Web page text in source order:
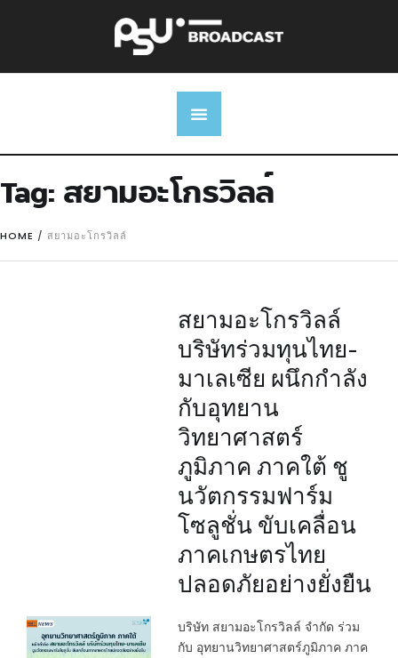
Tag: สยามอะโกรวิลล์
HOME / สยามอะโกรวิลล์
สยามอะโกรวิลล์
บริษัทร่วมทุนไทย-
มาเลเซีย ผนึกกำลัง
กับอุทยาน
วิทยาศาสตร์
ภูมิภาค ภาคใต้ ชู
นวัตกรรมฟาร์ม
โซลูชั่น ขับเคลื่อน
ภาคเกษตรไทย
ปลอดภัยอย่างยั่งยืน
บริษัท สยามอะโกรวิลล์ จำกัด ร่วม
กับ อุทยานวิทยาศาสตร์ภูมิภาค ภาค